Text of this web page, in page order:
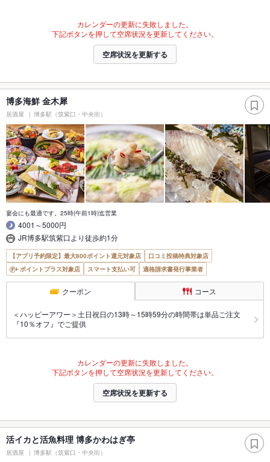
カレンダーの更新に失敗しました。
下記ボタンを押して空席状況を更新してください。
空席状況を更新する
博多海鮮 金木犀
居酒屋 博多駅（筑紫口・中央街）
宴会にも最適です。25時(午前1時)迄営業
4001～5000円
JR博多駅筑紫口より徒歩約1分
【アプリ予約限定】最大800ポイント還元対象店
口コミ投稿特典対象店
ポイントプラス対象店
スマート支払い可 適格請求書発行事業者
クーポン コース
＜ハッピーアワー＞土日祝日の13時～15時59分の時間帯は単品ご注文
『10％オフ』でご提供
カレンダーの更新に失敗しました。
下記ボタンを押して空席状況を更新してください。
空席状況を更新する
活イカと活魚料理 博多かわはぎ亭
居酒屋 博多駅（筑紫口・中央街）